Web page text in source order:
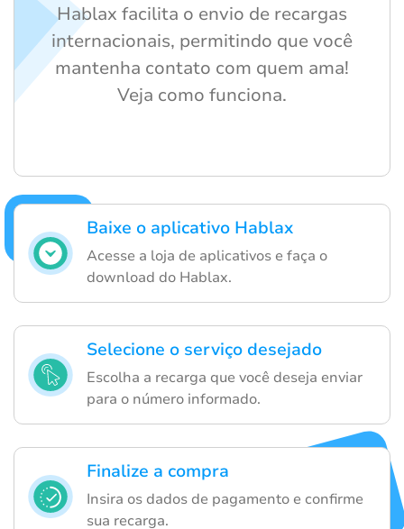
Baixe o aplicativo Hablax
Acesse a loja de aplicativos e faça o
download do Hablax.
Selecione o serviço desejado
Escolha a recarga que você deseja enviar
para o número informado.
Finalize a compra
Insira os dados de pagamento e confirme
sua recarga.
Hablax facilita o envio de recargas
internacionais, permitindo que você
mantenha contato com quem ama!
Veja como funciona.